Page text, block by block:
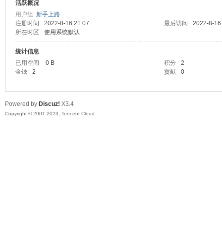
活跃概况
用户组 新手上路
注册时间
2022-8-16 21:07 最后访问
2022-8-
所在时区
使用系统默认
统计信息
已用空间
0 B 积分
2
金钱
2 贡献 0
Powered by Discuz! X3.4
Copyright © 2001-2023, Tencent Cloud.